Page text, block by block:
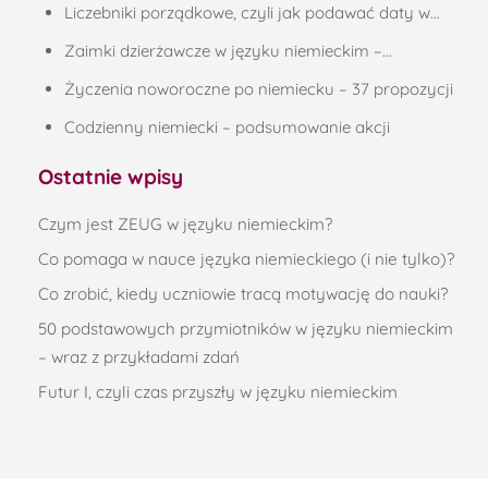
Liczebniki porządkowe, czyli jak podawać daty w…
Zaimki dzierżawcze w języku niemieckim –…
Życzenia noworoczne po niemiecku – 37 propozycji
Codzienny niemiecki – podsumowanie akcji
Ostatnie wpisy
Czym jest ZEUG w języku niemieckim?
Co pomaga w nauce języka niemieckiego (i nie tylko)?
Co zrobić, kiedy uczniowie tracą motywację do nauki?
50 podstawowych przymiotników w języku niemieckim
– wraz z przykładami zdań
Futur I, czyli czas przyszły w języku niemieckim